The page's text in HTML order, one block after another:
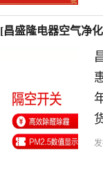
[昌盛隆电器空气净